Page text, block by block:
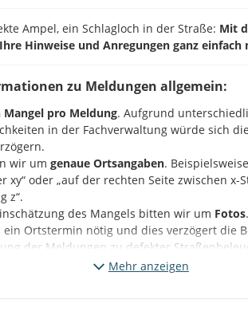
Ampel, ein Schlagloch in der Straße: Mit
Hinweise und Anregungen ganz
zu Meldungen allgemein:
Mangel pro Meldung. Aufgrund
in der Fachverwaltung würde sich
wir umgenaue Ortsangaben.
xy“ oder „auf der rechten Seite zwischen x-
z“.
des Mangels bitten wir um Fotos
ein Ortstermin nötig und dies verzögert die
der Meldungen zu defekter
Beleuchtungsmastnummerebenfalls
Mehr anzeigen